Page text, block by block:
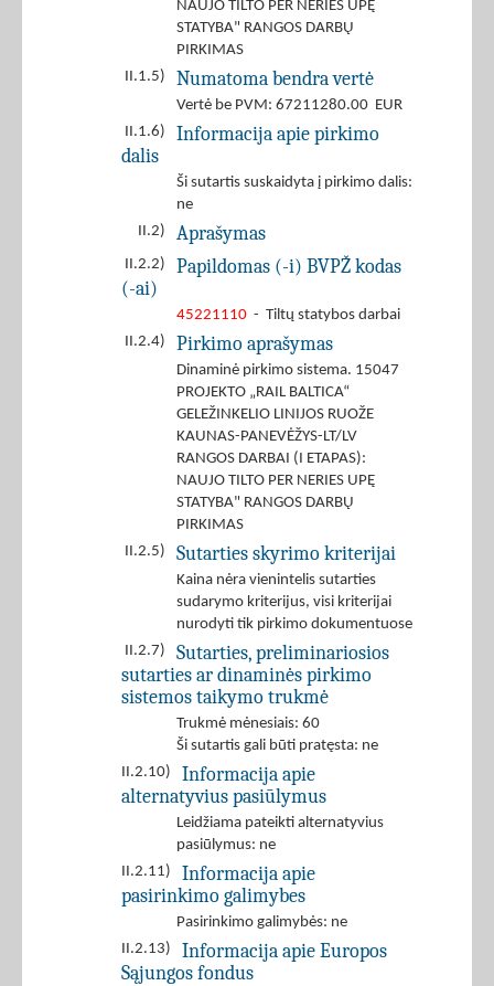
NAUJO TILTO PER NERIES UPĘ
STATYBA" RANGOS DARBŲ
PIRKIMAS
II.1.5)
Numatoma bendra vertė
Vertė be PVM: 67211280.00 EUR
II.1.6)
Informacija apie pirkimo
dalis
Ši sutartis suskaidyta į pirkimo dalis:
ne
II.2)
Aprašymas
II.2.2)
Papildomas (-i) BVPŽ kodas
(-ai)
45221110 - Tiltų statybos darbai
II.2.4)
Pirkimo aprašymas
Dinaminė pirkimo sistema. 15047
PROJEKTO „RAIL BALTICA“
GELEŽINKELIO LINIJOS RUOŽE
KAUNAS-PANEVĖŽYS-LT/LV
RANGOS DARBAI (I ETAPAS):
NAUJO TILTO PER NERIES UPĘ
STATYBA" RANGOS DARBŲ
PIRKIMAS
II.2.5)
Sutarties skyrimo kriterijai
Kaina nėra vienintelis sutarties
sudarymo kriterijus, visi kriterijai
nurodyti tik pirkimo dokumentuose
II.2.7)
Sutarties, preliminariosios
sutarties ar dinaminės pirkimo
sistemos taikymo trukmė
Trukmė mėnesiais: 60
Ši sutartis gali būti pratęsta: ne
II.2.10)
Informacija apie
alternatyvius pasiūlymus
Leidžiama pateikti alternatyvius
pasiūlymus: ne
II.2.11)
Informacija apie
pasirinkimo galimybes
Pasirinkimo galimybės: ne
II.2.13)
Informacija apie Europos
Sąjungos fondus